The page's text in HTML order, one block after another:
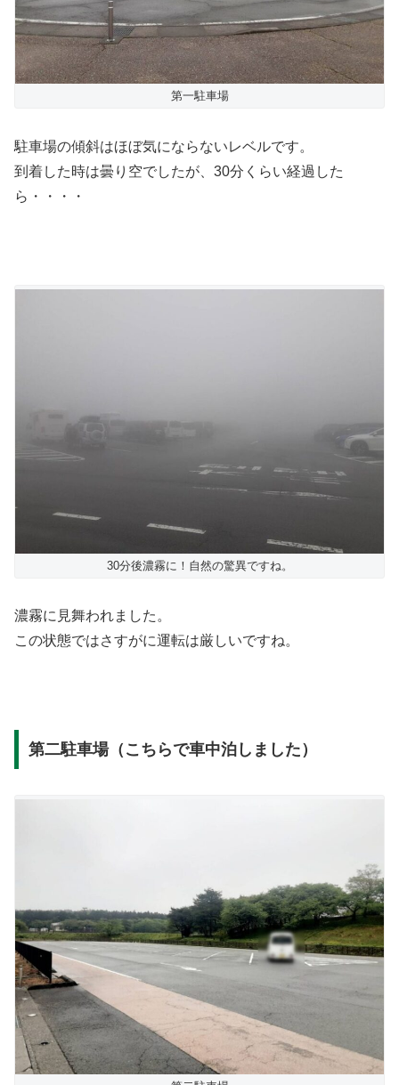
第一駐車場
駐車場の傾斜はほぼ気にならないレベルです。
到着した時は曇り空でしたが、30分くらい経過した
ら・・・・
30分後濃霧に！自然の驚異ですね。
濃霧に見舞われました。
この状態ではさすがに運転は厳しいですね。
第二駐車場（こちらで車中泊しました）